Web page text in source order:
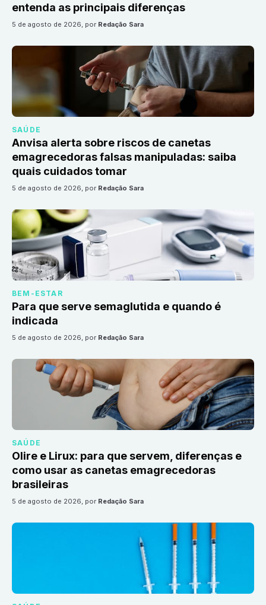
entenda as principais diferenças
5 de agosto de 2026, por Redação Sara
SAÚDE
Anvisa alerta sobre riscos de canetas
emagrecedoras falsas manipuladas: saiba
quais cuidados tomar
5 de agosto de 2026, por Redação Sara
BEM-ESTAR
Para que serve semaglutida e quando é
indicada
5 de agosto de 2026, por Redação Sara
SAÚDE
Olire e Lirux: para que servem, diferenças e
como usar as canetas emagrecedoras
brasileiras
5 de agosto de 2026, por Redação Sara